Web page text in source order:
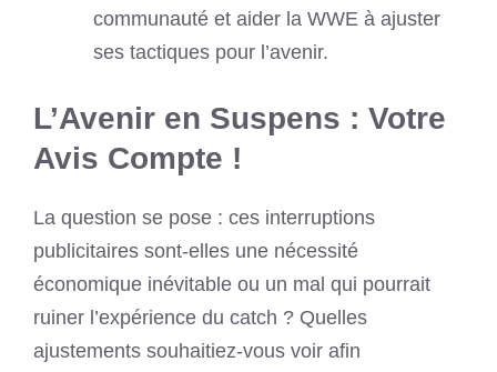
communauté et aider la WWE à ajuster
ses tactiques pour l’avenir.
L’Avenir en Suspens : Votre
Avis Compte !
La question se pose : ces interruptions
publicitaires sont-elles une nécessité
économique inévitable ou un mal qui pourrait
ruiner l’expérience du catch ? Quelles
ajustements souhaitiez-vous voir afin